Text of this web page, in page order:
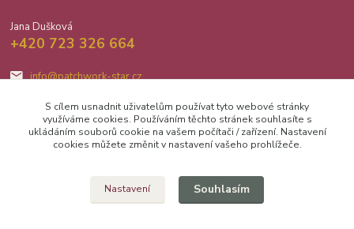
Jana Dušková
+420 723 326 664
info@patchwork-star.cz
Upravit sběr cookies.
S cílem usnadnit uživatelům používat tyto webové stránky
využíváme cookies. Používáním těchto stránek souhlasíte s
ukládáním souborů cookie na vašem počítači / zařízení. Nastavení
cookies můžete změnit v nastavení vašeho prohlížeče.
Nastavení Souhlasím